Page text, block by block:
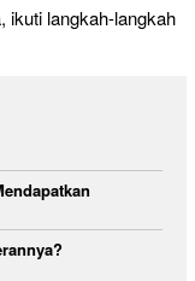
ikuti langkah-langkah